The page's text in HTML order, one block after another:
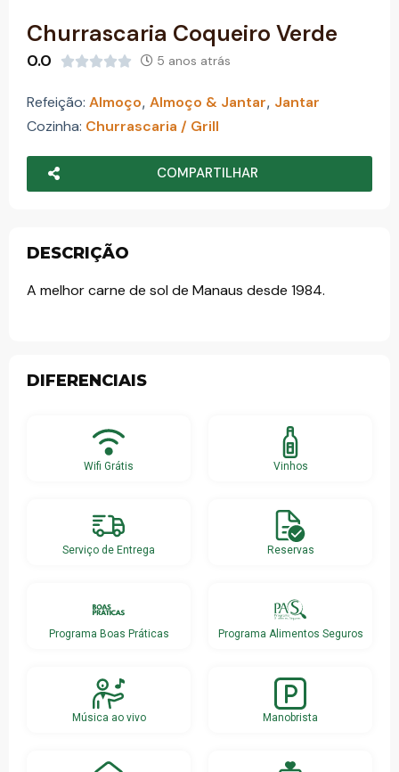
Churrascaria Coqueiro Verde
0.0  5 anos atrás
Refeição: Almoço, Almoço & Jantar, Jantar
Cozinha: Churrascaria / Grill
COMPARTILHAR
DESCRIÇÃO
A melhor carne de sol de Manaus desde 1984.
DIFERENCIAIS
Wifi Grátis Vinhos
Serviço de Entrega Reservas
Programa Boas Práticas Programa Alimentos Seguros
Música ao vivo Manobrista